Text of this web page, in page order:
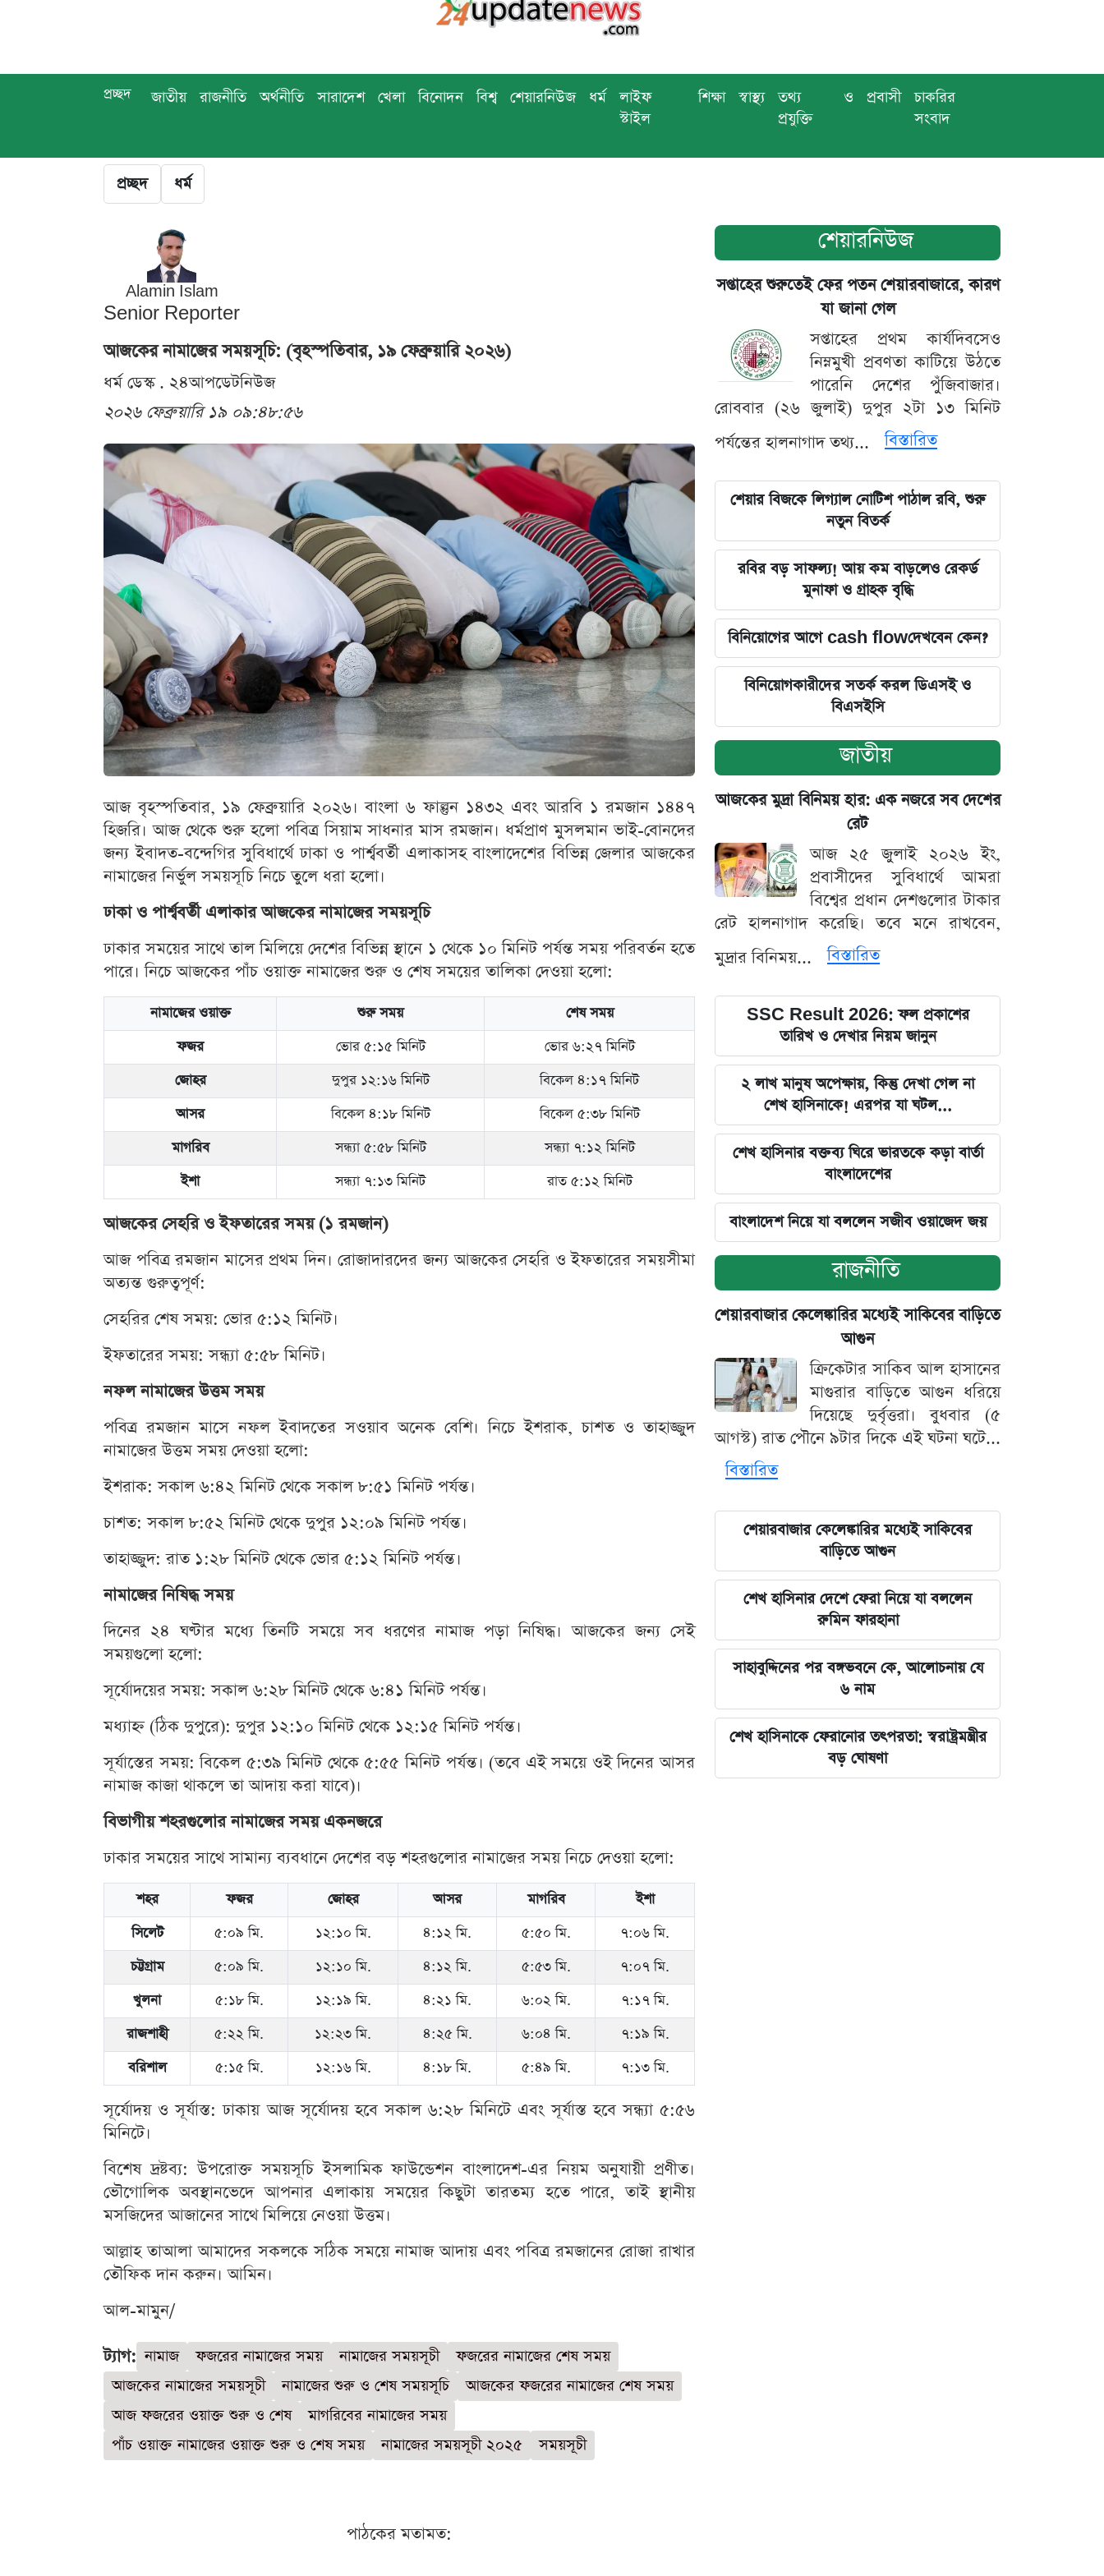
প্রচ্ছদ জাতীয় রাজনীতি অর্থনীতি সারাদেশ খেলা বিনোদন বিশ্ব শেয়ারনিউজ ধর্ম
লাইফ
স্টাইল
শিক্ষা স্বাস্থ্য
তথ্য ও
প্রযুক্তি
প্রবাসী
চাকরির
সংবাদ
প্রচ্ছদ ধর্ম
Alamin Islam
Senior Reporter
আজকের নামাজের সময়সূচি: (বৃহস্পতিবার, ১৯ ফেব্রুয়ারি ২০২৬)
ধর্ম ডেস্ক . ২৪আপডেটনিউজ
২০২৬ ফেব্রুয়ারি ১৯ ০৯:৪৮:৫৬
আজ বৃহস্পতিবার, ১৯ ফেব্রুয়ারি ২০২৬। বাংলা ৬ ফাল্গুন ১৪৩২ এবং আরবি ১ রমজান ১৪৪৭
হিজরি। আজ থেকে শুরু হলো পবিত্র সিয়াম সাধনার মাস রমজান। ধর্মপ্রাণ মুসলমান ভাই-বোনদের
জন্য ইবাদত-বন্দেগির সুবিধার্থে ঢাকা ও পার্শ্ববর্তী এলাকাসহ বাংলাদেশের বিভিন্ন জেলার আজকের
নামাজের নির্ভুল সময়সূচি নিচে তুলে ধরা হলো।
ঢাকা ও পার্শ্ববর্তী এলাকার আজকের নামাজের সময়সূচি
ঢাকার সময়ের সাথে তাল মিলিয়ে দেশের বিভিন্ন স্থানে ১ থেকে ১০ মিনিট পর্যন্ত সময় পরিবর্তন হতে
পারে। নিচে আজকের পাঁচ ওয়াক্ত নামাজের শুরু ও শেষ সময়ের তালিকা দেওয়া হলো:
নামাজের ওয়াক্ত শুরু সময়
শেষ সময়
ফজর
ভোর ৫:১৫ মিনিট
ভোর ৬:২৭ মিনিট
জোহর
দুপুর ১২:১৬ মিনিট
বিকেল ৪:১৭ মিনিট
আসর
বিকেল ৪:১৮ মিনিট
বিকেল ৫:৩৮ মিনিট
মাগরিব
সন্ধ্যা ৫:৫৮ মিনিট
সন্ধ্যা ৭:১২ মিনিট
ইশা
সন্ধ্যা ৭:১৩ মিনিট রাত ৫:১২ মিনিট
আজকের সেহরি ও ইফতারের সময় (১ রমজান)
আজ পবিত্র রমজান মাসের প্রথম দিন। রোজাদারদের জন্য আজকের সেহরি ও ইফতারের সময়সীমা
অত্যন্ত গুরুত্বপূর্ণ:
সেহরির শেষ সময়: ভোর ৫:১২ মিনিট।
ইফতারের সময়: সন্ধ্যা ৫:৫৮ মিনিট।
নফল নামাজের উত্তম সময়
পবিত্র রমজান মাসে নফল ইবাদতের সওয়াব অনেক বেশি। নিচে ইশরাক, চাশত ও তাহাজ্জুদ
নামাজের উত্তম সময় দেওয়া হলো:
ইশরাক: সকাল ৬:৪২ মিনিট থেকে সকাল ৮:৫১ মিনিট পর্যন্ত।
চাশত: সকাল ৮:৫২ মিনিট থেকে দুপুর ১২:০৯ মিনিট পর্যন্ত।
তাহাজ্জুদ: রাত ১:২৮ মিনিট থেকে ভোর ৫:১২ মিনিট পর্যন্ত।
নামাজের নিষিদ্ধ সময়
দিনের ২৪ ঘণ্টার মধ্যে তিনটি সময়ে সব ধরণের নামাজ পড়া নিষিদ্ধ। আজকের জন্য সেই
সময়গুলো হলো:
সূর্যোদয়ের সময়: সকাল ৬:২৮ মিনিট থেকে ৬:৪১ মিনিট পর্যন্ত।
মধ্যাহ্ন (ঠিক দুপুরে): দুপুর ১২:১০ মিনিট থেকে ১২:১৫ মিনিট পর্যন্ত।
সূর্যাস্তের সময়: বিকেল ৫:৩৯ মিনিট থেকে ৫:৫৫ মিনিট পর্যন্ত। (তবে এই সময়ে ওই দিনের আসর
নামাজ কাজা থাকলে তা আদায় করা যাবে)।
বিভাগীয় শহরগুলোর নামাজের সময় একনজরে
ঢাকার সময়ের সাথে সামান্য ব্যবধানে দেশের বড় শহরগুলোর নামাজের সময় নিচে দেওয়া হলো:
শহর ফজর জোহর আসর মাগরিব
ইশা
সিলেট
৫:০৯ মি. ১২:১০ মি. ৪:১২ মি. ৫:৫০ মি.
৭:০৬ মি.
চট্টগ্রাম
৫:০৯ মি. ১২:১০ মি. ৪:১২ মি. ৫:৫৩ মি.
৭:০৭ মি.
খুলনা
৫:১৮ মি. ১২:১৯ মি. ৪:২১ মি. ৬:০২ মি.
৭:১৭ মি.
রাজশাহী
৫:২২ মি. ১২:২৩ মি. ৪:২৫ মি. ৬:০৪ মি.
৭:১৯ মি.
বরিশাল
৫:১৫ মি. ১২:১৬ মি. ৪:১৮ মি. ৫:৪৯ মি. ৭:১৩ মি.
সূর্যোদয় ও সূর্যাস্ত: ঢাকায় আজ সূর্যোদয় হবে সকাল ৬:২৮ মিনিটে এবং সূর্যাস্ত হবে সন্ধ্যা ৫:৫৬
মিনিটে।
বিশেষ দ্রষ্টব্য: উপরোক্ত সময়সূচি ইসলামিক ফাউন্ডেশন বাংলাদেশ-এর নিয়ম অনুযায়ী প্রণীত।
ভৌগোলিক অবস্থানভেদে আপনার এলাকায় সময়ের কিছুটা তারতম্য হতে পারে, তাই স্থানীয়
মসজিদের আজানের সাথে মিলিয়ে নেওয়া উত্তম।
আল্লাহ তাআলা আমাদের সকলকে সঠিক সময়ে নামাজ আদায় এবং পবিত্র রমজানের রোজা রাখার
তৌফিক দান করুন। আমিন।
আল-মামুন/
ট্যাগ: নামাজ ফজরের নামাজের সময় নামাজের সময়সূচী
ফজরের নামাজের শেষ সময়
আজকের নামাজের সময়সূচী
নামাজের শুরু ও শেষ সময়সূচি
আজকের ফজরের নামাজের শেষ সময়
আজ ফজরের ওয়াক্ত শুরু ও শেষ
মাগরিবের নামাজের সময়
পাঁচ ওয়াক্ত নামাজের ওয়াক্ত শুরু ও শেষ সময়
নামাজের সময়সূচী ২০২৫ সময়সূচী
পাঠকের মতামত:
শেয়ারনিউজ
সপ্তাহের শুরুতেই ফের পতন শেয়ারবাজারে, কারণ
যা জানা গেল
সপ্তাহের প্রথম কার্যদিবসেও
নিম্নমুখী প্রবণতা কাটিয়ে উঠতে
পারেনি দেশের পুঁজিবাজার।
রোববার (২৬ জুলাই) দুপুর ২টা ১৩ মিনিট
পর্যন্তের হালনাগাদ তথ্য...
বিস্তারিত
শেয়ার বিজকে লিগ্যাল নোটিশ পাঠাল রবি, শুরু
নতুন বিতর্ক
রবির বড় সাফল্য! আয় কম বাড়লেও রেকর্ড
মুনাফা ও গ্রাহক বৃদ্ধি
বিনিয়োগের আগে cash flowদেখবেন কেন?
বিনিয়োগকারীদের সতর্ক করল ডিএসই ও
বিএসইসি
জাতীয়
আজকের মুদ্রা বিনিময় হার: এক নজরে সব দেশের
রেট
আজ ২৫ জুলাই ২০২৬ ইং,
প্রবাসীদের সুবিধার্থে আমরা
বিশ্বের প্রধান দেশগুলোর টাকার
রেট হালনাগাদ করেছি। তবে মনে রাখবেন,
মুদ্রার বিনিময়...
বিস্তারিত
SSC Result 2026: ফল প্রকাশের
তারিখ ও দেখার নিয়ম জানুন
২ লাখ মানুষ অপেক্ষায়, কিন্তু দেখা গেল না
শেখ হাসিনাকে! এরপর যা ঘটল...
শেখ হাসিনার বক্তব্য ঘিরে ভারতকে কড়া বার্তা
বাংলাদেশের
বাংলাদেশ নিয়ে যা বললেন সজীব ওয়াজেদ জয়
রাজনীতি
শেয়ারবাজার কেলেঙ্কারির মধ্যেই সাকিবের বাড়িতে
আগুন
ক্রিকেটার সাকিব আল হাসানের
মাগুরার বাড়িতে আগুন ধরিয়ে
দিয়েছে দুর্বৃত্তরা। বুধবার (৫
আগস্ট) রাত পৌনে ৯টার দিকে এই ঘটনা ঘটে...
বিস্তারিত
শেয়ারবাজার কেলেঙ্কারির মধ্যেই সাকিবের
বাড়িতে আগুন
শেখ হাসিনার দেশে ফেরা নিয়ে যা বললেন
রুমিন ফারহানা
সাহাবুদ্দিনের পর বঙ্গভবনে কে, আলোচনায় যে
৬ নাম
শেখ হাসিনাকে ফেরানোর তৎপরতা: স্বরাষ্ট্রমন্ত্রীর
বড় ঘোষণা